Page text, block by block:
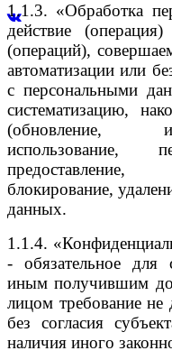
1.1.3. «Обработка
действие
(операций),
автоматизации или
с персональными
систематизацию,
(обновление,
использование,
предоставление,
блокирование,
данных.
1.1.4.
- обязательное для
иным получившим
лицом требование не
без согласия
наличия иного